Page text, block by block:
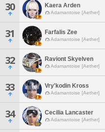
30 Kaera Arden
Adamantoise [Aether]
31 Farfalis Zee
Adamantoise [Aether]
32 Raviont Skyelven
Adamantoise [Aether]
33 Vry'kodin Kross
Adamantoise [Aether]
34 Cecilia Lancaster
Adamantoise [Aether]